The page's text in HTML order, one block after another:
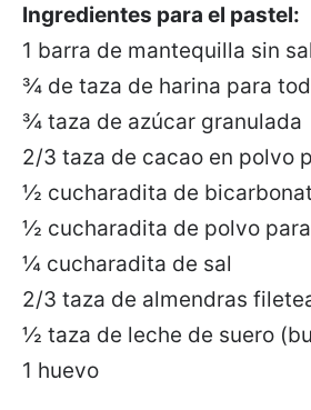
Ingredientes para el pastel:
1 barra de mantequilla sin sal
¾ de taza de harina para
¾ taza de azúcar granulada
2/3 taza de cacao en polvo
½ cucharadita de
½ cucharadita de polvo
¼ cucharadita de sal
2/3 taza de almendras
½ taza de leche de suero
1 huevo